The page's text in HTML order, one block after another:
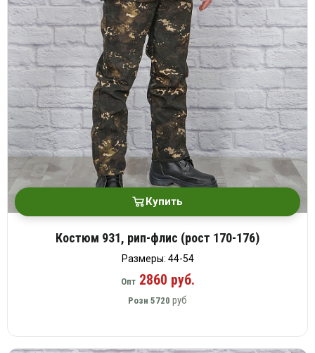
Купить
Костюм 931, рип-флис (рост 170-176)
Размеры: 44-54
Опт2860 руб.
Розн 5720 руб